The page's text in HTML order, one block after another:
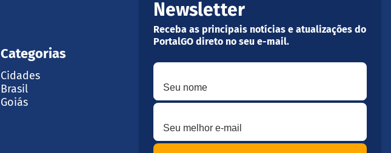
Categorias
Cidades
Brasil
Goiás
Newsletter
Receba as principais notícias e atualizações do
PortalGO direto no seu e-mail.
Seu nome
Seu melhor e-mail